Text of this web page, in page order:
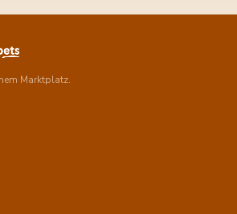
Marktplatz.